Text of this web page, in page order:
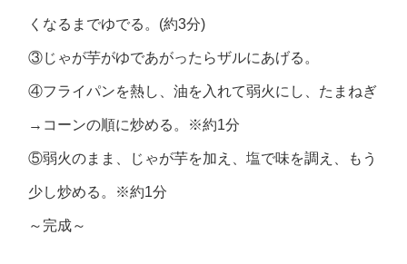
くなるまでゆでる。(約3分)
③じゃが芋がゆであがったらザルにあげる。
④フライパンを熱し、油を入れて弱火にし、たまねぎ
→コーンの順に炒める。※約1分
⑤弱火のまま、じゃが芋を加え、塩で味を調え、もう
少し炒める。※約1分
～完成～